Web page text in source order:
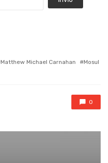
Matthew Michael Carnahan
Mosul
0